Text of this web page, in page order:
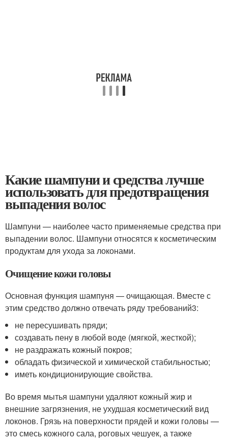
Какие шампуни и средства лучше
использовать для предотвращения
выпадения волос
Шампуни — наиболее часто применяемые средства при
выпадении волос. Шампуни относятся к косметическим
продуктам для ухода за локонами.
Очищение кожи головы
Основная функция шампуня — очищающая. Вместе с
этим средство должно отвечать ряду требований3:
не пересушивать пряди;
создавать пену в любой воде (мягкой, жесткой);
не раздражать кожный покров;
обладать физической и химической стабильностью;
иметь кондиционирующие свойства.
Во время мытья шампуни удаляют кожный жир и
внешние загрязнения, не ухудшая косметический вид
локонов. Грязь на поверхности прядей и кожи головы —
это смесь кожного сала, роговых чешуек, а также